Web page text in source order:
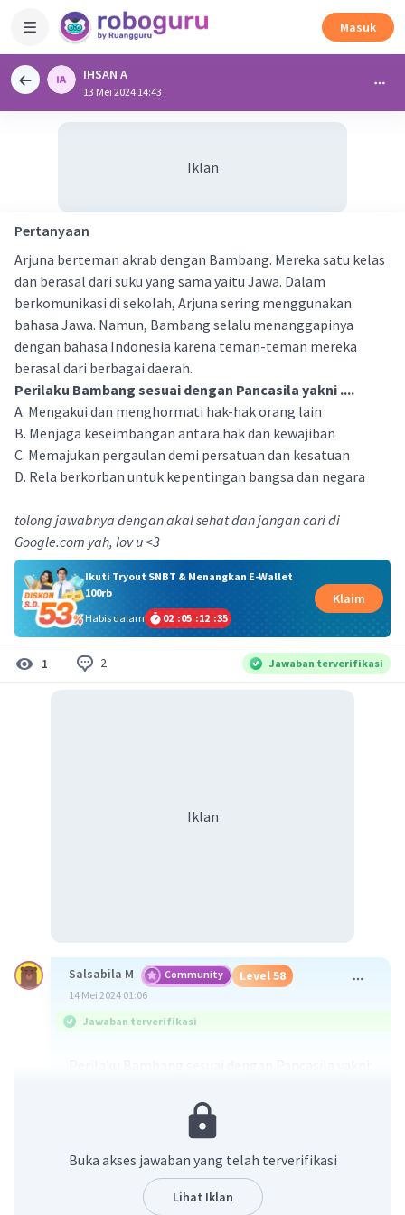
Masuk
IHSAN A
13 Mei 2024 14:43
Iklan
Pertanyaan
Arjuna berteman akrab dengan Bambang. Mereka satu kelas
dan berasal dari suku yang sama yaitu Jawa. Dalam
berkomunikasi di sekolah, Arjuna sering menggunakan
bahasa Jawa. Namun, Bambang selalu menanggapinya
dengan bahasa Indonesia karena teman-teman mereka
berasal dari berbagai daerah.
Perilaku Bambang sesuai dengan Pancasila yakni ....
A. Mengakui dan menghormati hak-hak orang lain
B. Menjaga keseimbangan antara hak dan kewajiban
C. Memajukan pergaulan demi persatuan dan kesatuan
D. Rela berkorban untuk kepentingan bangsa dan negara
tolong jawabnya dengan akal sehat dan jangan cari di
Google.com yah, lov u <3
Ikuti Tryout SNBT & Menangkan E-Wallet
100rb
Habis dalam
02 :05 :12 :34
Klaim
1 2 Jawaban terverifikasi
Iklan
Salsabila M Community Level 58
14 Mei 2024 01:06
Jawaban terverifikasi
Dalam situasi ini, Bambang menghormati hak
Arjuna untuk berbicara dalam bahasa Jawa,
tetapi juga mengakui hak teman-teman mereka
untuk memahami percakapan dengan
Buka akses jawaban yang telah terverifikasi
Lihat Iklan